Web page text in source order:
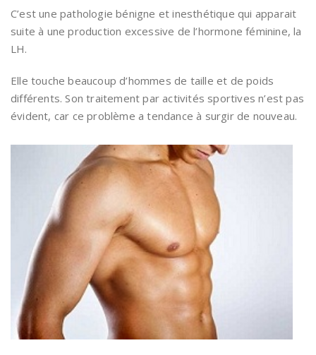
C’est une pathologie bénigne et inesthétique qui apparait
suite à une production excessive de l’hormone féminine, la
LH.
Elle touche beaucoup d’hommes de taille et de poids
différents. Son traitement par activités sportives n’est pas
évident, car ce problème a tendance à surgir de nouveau.